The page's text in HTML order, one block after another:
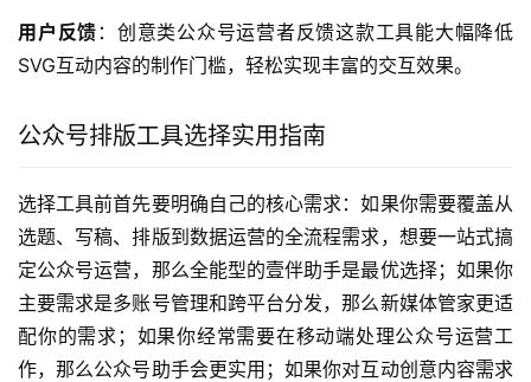
用户反馈 ：创意类公众号运营者反馈这款工具能大幅降低
SVG互动内容的制作门槛，轻松实现丰富的交互效果。
公众号排版工具选择实用指南
选择工具前首先要明确自己的核心需求：如果你需要覆盖从
选题、写稿、排版到数据运营的全流程需求，想要一站式搞
定公众号运营，那么全能型的壹伴助手是最优选择；如果你
主要需求是多账号管理和跨平台分发，那么新媒体管家更适
配你的需求；如果你经常需要在移动端处理公众号运营工
作，那么公众号助手会更实用；如果你对互动创意内容需求